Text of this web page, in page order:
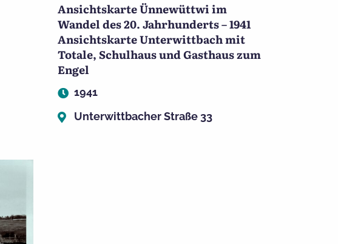
Ansichtskarte Ünnewüttwi im
Wandel des 20. Jahrhunderts – 1941
Ansichtskarte Unterwittbach mit
Totale, Schulhaus und Gasthaus zum
Engel
1941
Unterwittbacher Straße 33